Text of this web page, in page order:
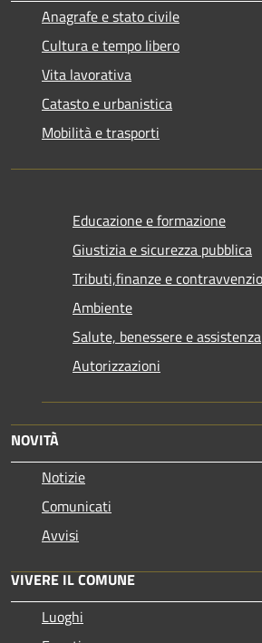
Anagrafe e stato civile
Cultura e tempo libero
Vita lavorativa
Catasto e urbanistica
Mobilità e trasporti
Educazione e formazione
Giustizia e sicurezza pubblica
Tributi,finanze e
Ambiente
Salute, benessere e assistenza
Autorizzazioni
NOVITÀ
Notizie
Comunicati
Avvisi
VIVERE IL COMUNE
Luoghi